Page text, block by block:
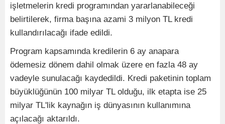
işletmelerin kredi programından yararlanabileceği
belirtilerek, firma başına azami 3 milyon TL kredi
kullandırılacağı ifade edildi.
Program kapsamında kredilerin 6 ay anapara
ödemesiz dönem dahil olmak üzere en fazla 48 ay
vadeyle sunulacağı kaydedildi. Kredi paketinin toplam
büyüklüğünün 100 milyar TL olduğu, ilk etapta ise 25
milyar TL'lik kaynağın iş dünyasının kullanımına
açılacağı aktarıldı.